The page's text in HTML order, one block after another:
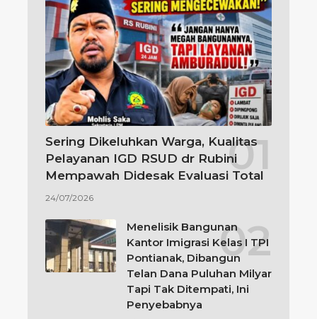
Sering Dikeluhkan Warga, Kualitas
Pelayanan IGD RSUD dr Rubini
Mempawah Didesak Evaluasi Total
24/07/2026
Menelisik Bangunan
Kantor Imigrasi Kelas I TPI
Pontianak, Dibangun
Telan Dana Puluhan Milyar
Tapi Tak Ditempati, Ini
Penyebabnya